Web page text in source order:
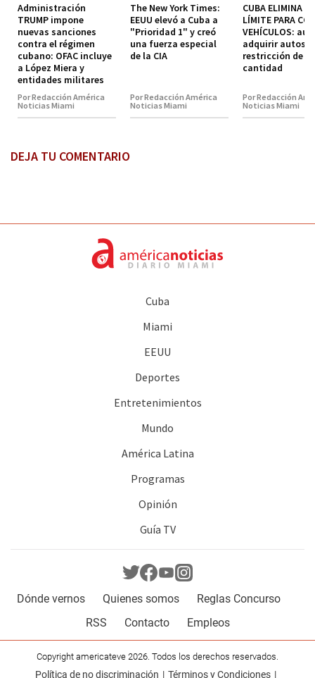
Administración
TRUMP impone
nuevas sanciones
contra el régimen
cubano: OFAC incluye
a López Miera y
entidades militares
Por Redacción América
Noticias Miami
The New York Times:
EEUU elevó a Cuba a
"Prioridad 1" y creó
una fuerza especial
de la CIA
Por Redacción América
Noticias Miami
CUBA ELIMINA EL
LÍMITE PARA
VEHÍCULOS:
adquirir autos
restricción de
cantidad
Por Redacción
Noticias Miami
DEJA TU COMENTARIO
Cuba
Miami
EEUU
Deportes
Entretenimientos
Mundo
América Latina
Programas
Opinión
Guía TV
Dónde vernos Quienes somos
Reglas Concurso
RSS
Contacto Empleos
Copyright americateve 2026. Todos los derechos reservados.
Política de no discriminación Términos y Condiciones